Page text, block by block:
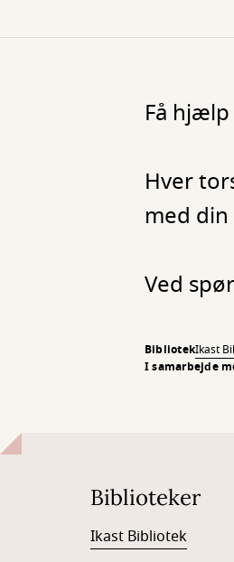
Få
Hver
med
Ved
BibliotekIkast
I samarbejde
Biblioteker
Ikast Bibliotek